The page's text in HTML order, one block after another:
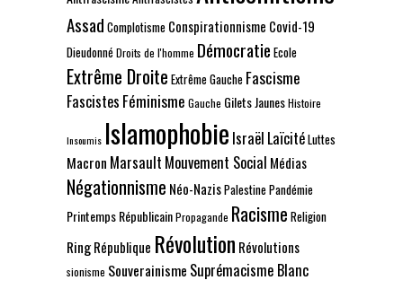
Assad Complotisme Conspirationnisme Covid-19
DieudonnéDroits de l'homme Démocratie Ecole
Extrême Droite Extrême Gauche Fascisme
Fascistes Féminisme Gauche Gilets JaunesHistoire
Insoumis Islamophobie Israël LaïcitéLuttes
Macron Marsault Mouvement Social Médias
Négationnisme Néo-NazisPalestinePandémie
Printemps RépublicainPropagande Racisme Religion
RingRépublique Révolution Révolutions
sionisme Souverainisme Suprémacisme Blanc